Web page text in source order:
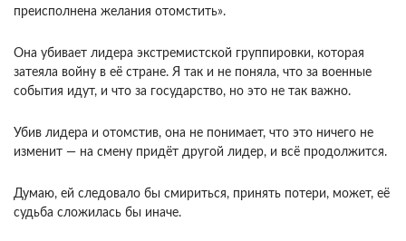
преисполнена желания отомстить».
Она убивает лидера экстремистской группировки, которая
затеяла войну в её стране. Я так и не поняла, что за военные
события идут, и что за государство, но это не так важно.
Убив лидера и отомстив, она не понимает, что это ничего не
изменит — на смену придёт другой лидер, и всё продолжится.
Думаю, ей следовало бы смириться, принять потери, может, её
судьба сложилась бы иначе.